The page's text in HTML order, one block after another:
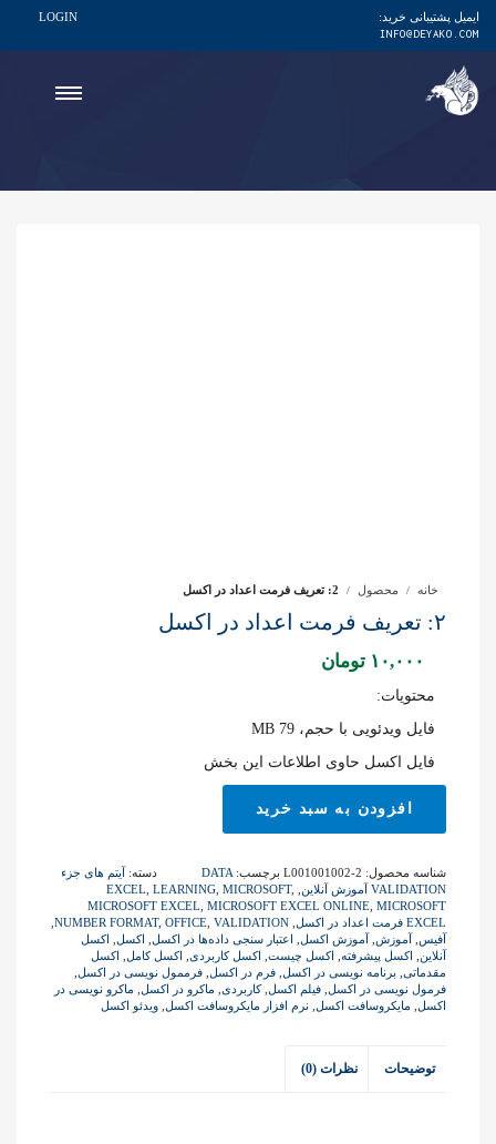
ایمیل پشتیبانی خرید:
INFO@DEYAKO.COM
LOGIN
خانه محصول 2: تعریف فرمت اعداد در اکسل
۲: تعریف فرمت اعداد در اکسل
۱۰,۰۰۰ تومان
محتویات:
فایل ویدئویی با حجم، 79 MB
فایل اکسل حاوی اطلاعات این بخش
افزودن به سبد خرید
شناسه محصول: L001001002-2 دسته: آیتم های جزء برچسب: DATA
VALIDATION آموزش آنلاین
EXCEL LEARNING MICROSOFT,
MICROSOFT EXCEL MICROSOFT EXCEL ONLINE MICROSOFT
EXCEL فرمت اعداد در اکسل
NUMBER FORMAT, OFFICE VALIDATION
آفیس آموزش آموزش اکسل اعتبار سنجی داده‌ها در اکسل اکسل
اکسل
آنلاین
اکسل پیشرفته اکسل چیست اکسل کاربردی اکسل کامل
اکسل
مقدماتی برنامه نویسی در اکسل فرم در اکسل فرممول نویسی در اکسل
فرمول نویسی در اکسل فیلم اکسل ,کاربردی ماکرو در اکسل
ماکرو نویسی در
اکسل
مایکروسافت اکسل نرم افزار مایکروسافت اکسل ویدئو اکسل
توضیحات نظرات (0)